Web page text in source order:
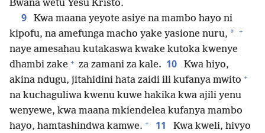
Bwana wetu Yesu Kristo.
9
Kwa maana yeyote asiye na mambo hayo ni
kipofu, na amefunga macho yake yasione nuru, * +
naye amesahau kutakaswa kwake kutoka kwenye
dhambi zake + za zamani za kale. 10
Kwa hiyo,
akina ndugu, jitahidini hata zaidi ili kufanya mwito +
na kuchaguliwa kwenu kuwe hakika kwa ajili yenu
wenyewe, kwa maana mkiendelea kufanya mambo
hayo, hamtashindwa kamwe. + 11
Kwa kweli, hivyo